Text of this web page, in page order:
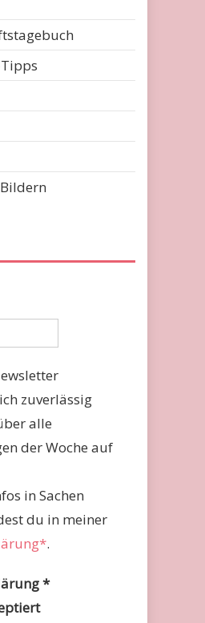
zuverlässig
alle
der Woche auf
in Sachen
du in meiner
.
*